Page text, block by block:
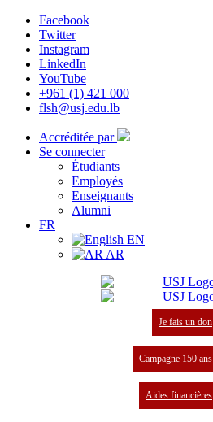
Facebook
Twitter
Instagram
LinkedIn
YouTube
+961 (1) 421 000
flsh@usj.edu.lb
Accréditée par
Se connecter
Étudiants
Employés
Enseignants
Alumni
FR
EN
AR
Je fais un don
Campagne 150 ans
Aides financières